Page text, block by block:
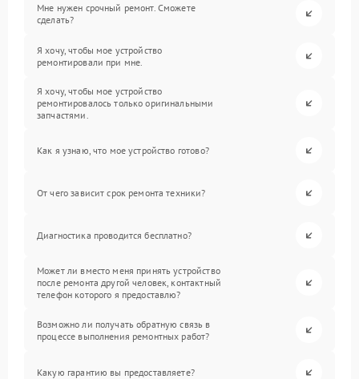
Мне нужен срочный ремонт. Сможете
сделать?
Я хочу, чтобы мое устройство
ремонтировали при мне.
Я хочу, чтобы мое устройство
ремонтировалось только оригинальными
запчастями.
Как я узнаю, что мое устройство готово?
От чего зависит срок ремонта техники?
Диагностика проводится бесплатно?
Может ли вместо меня принять устройство
после ремонта другой человек, контактный
телефон которого я предоставлю?
Возможно ли получать обратную связь в
процессе выполнения ремонтных работ?
Какую гарантию вы предоставляете?